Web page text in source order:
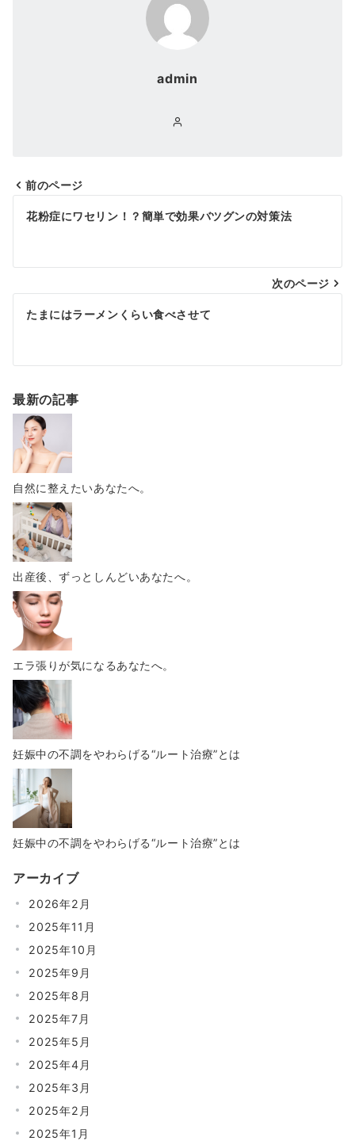
admin
前のページ
花粉症にワセリン！？簡単で効果バツグンの対策法
次のページ
たまにはラーメンくらい食べさせて
最新の記事
自然に整えたいあなたへ。
出産後、ずっとしんどいあなたへ。
エラ張りが気になるあなたへ。
妊娠中の不調をやわらげる“ルート治療”とは
妊娠中の不調をやわらげる“ルート治療”とは
アーカイブ
2026年2月
2025年11月
2025年10月
2025年9月
2025年8月
2025年7月
2025年5月
2025年4月
2025年3月
2025年2月
2025年1月